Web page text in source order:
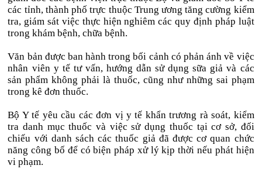
các tỉnh, thành phố trực thuộc Trung ương tăng cường kiểm
tra, giám sát việc thực hiện nghiêm các quy định pháp luật
trong khám bệnh, chữa bệnh.
Văn bản được ban hành trong bối cảnh có phản ánh về việc
nhân viên y tế tư vấn, hướng dẫn sử dụng sữa giả và các
sản phẩm không phải là thuốc, cũng như những sai phạm
trong kê đơn thuốc.
Bộ Y tế yêu cầu các đơn vị y tế khẩn trương rà soát, kiểm
tra danh mục thuốc và việc sử dụng thuốc tại cơ sở, đối
chiếu với danh sách các thuốc giả đã được cơ quan chức
năng công bố để có biện pháp xử lý kịp thời nếu phát hiện
vi phạm.